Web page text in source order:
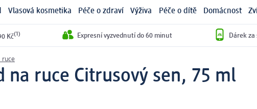
Vlasová kosmetika Péče o zdraví Výživa Péče o dítě Domácnost
Kč(1) Expresní vyzvednutí do 60 minut Dárek
ruce
na ruce Citrusový sen, 75 ml